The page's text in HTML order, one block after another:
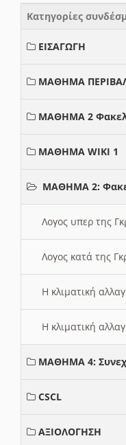
Κατηγορίες
ΕΙΣΑΓΩΓΗ
ΜΑΘΗΜΑ
ΜΑΘΗΜΑ 2
ΜΑΘΗΜΑ WIKI 1
ΜΑΘΗΜΑ 2:
Λογος υπερ της
Λογος κατά της
Η κλιματική
Η κλιματική
ΜΑΘΗΜΑ 4:
CSCL
ΑΞΙΟΛΟΓΗΣΗ